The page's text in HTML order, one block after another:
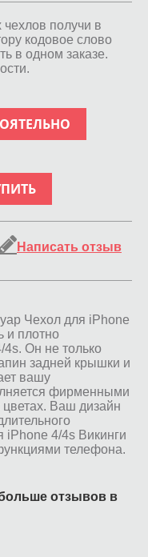
чехлов получи в
кодовое слово
в одном заказе.
Написать отзыв
Чехол для iPhone
и плотно
Он не только
задней крышки и
вашу
фирменными
Ваш дизайн
iPhone 4/4s Викинги
телефона.
отзывов в